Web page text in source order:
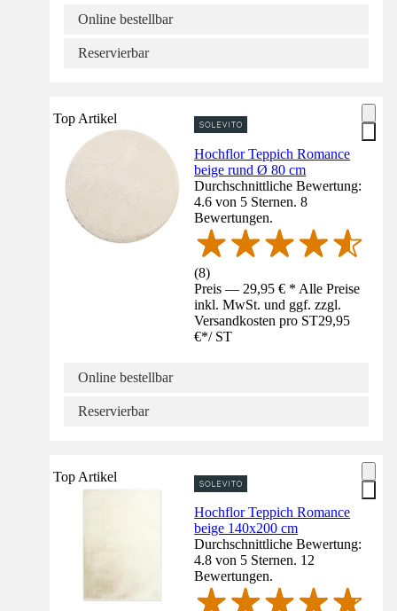
Online bestellbar
Reservierbar
Top Artikel
Hochflor Teppich Romance
beige rund Ø 80 cm
Durchschnittliche Bewertung:
4.6 von 5 Sternen. 8
Bewertungen.
(8)
Preis — 29,95 € * Alle Preise
inkl. MwSt. und ggf. zzgl.
Versandkosten pro ST29,95
€*/ ST
Online bestellbar
Reservierbar
Top Artikel
Hochflor Teppich Romance
beige 140x200 cm
Durchschnittliche Bewertung:
4.8 von 5 Sternen. 12
Bewertungen.